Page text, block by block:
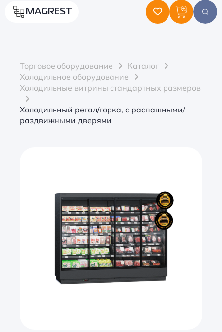
MAGREST
Торговое оборудование
Каталог
Холодильное оборудование
Холодильные витрины стандартных размеров
Холодильный регал/горка, с распашными/
раздвижными дверями